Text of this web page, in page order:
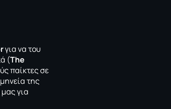
για να του
(Τhe
παίκτες σε
της
για